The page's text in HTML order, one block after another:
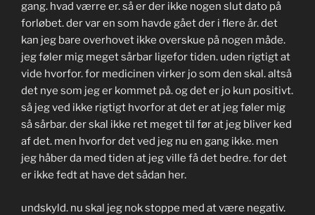
gang. hvad værre er. så er der ikke nogen slut dato på
forløbet. der var en som havde gået der i flere år. det
kan jeg bare overhovet ikke overskue på nogen måde.
jeg føler mig meget sårbar ligefor tiden. uden rigtigt at
vide hvorfor. for medicinen virker jo som den skal. altså
det nye som jeg er kommet på. og det er jo kun positivt.
så jeg ved ikke rigtigt hvorfor at det er at jeg føler mig
så sårbar. der skal ikke ret meget til før at jeg bliver ked
af det. men hvorfor det ved jeg nu en gang ikke. men
jeg håber da med tiden at jeg ville få det bedre. for det
er ikke fedt at have det sådan her.
undskyld. nu skal jeg nok stoppe med at være negativ.